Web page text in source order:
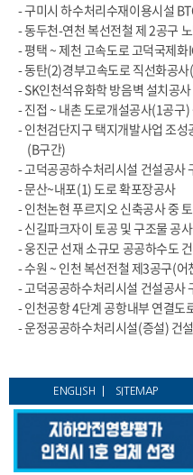
- 구미시 하수처리수재이용시설
- 동두천-연천 복선전철 제 2공구
- 평택 ~ 제천 고속도로 고덕국제화
- 동탄(2)경부고속도로 직선화공
- SK인천석유화학 방음벽 설치공사
- 진접 ~ 내촌 도로개설공사(1공구
- 인천검단지구 택지개발사업 조
(B구간)
- 고덕공공하수처리시설 건설공사
- 문산~내포(1) 도로 확포장공사
- 인천논현 푸르지오 신축공사 중
- 신길파크자이 토공 및 구조물 공사
- 웅진군 선재 소규모 공공하수도
- 수원 ~ 인천 복선전철 제3공구(
- 고덕공공하수처리시설 건설공사
- 인천공항 4단계 공항내부 연결도
- 운정공공하수처리시설(증설) 건
ENGLISH SITEMAP